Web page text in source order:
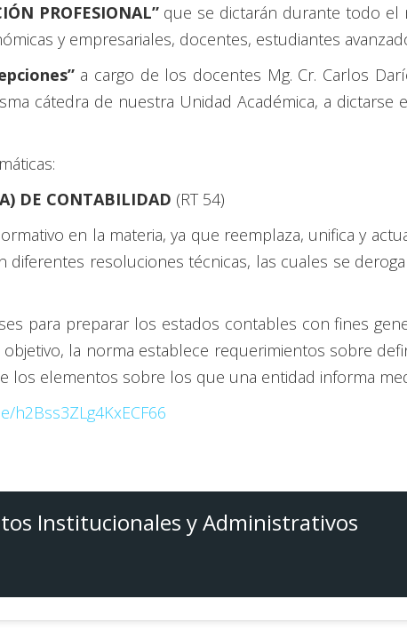
PROFESIONAL”que se dictarán durante todo el
y empresariales, docentes, estudiantes
a cargo de los docentes Mg. Cr. Carlos
cátedra de nuestra Unidad Académica, a
DE CONTABILIDAD (RT 54)
en la materia, ya que reemplaza, unifica y
diferentes resoluciones técnicas, las cuales se
para preparar los estados contables con fines
la norma establece requerimientos sobre
los elementos sobre los que una entidad informa
h2Bss3ZLg4KxECF66
Institucionales y Administrativos